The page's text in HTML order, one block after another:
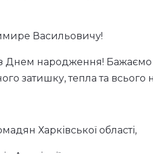
Васильовичу!
Днем народження! Бажаємо
затишку, тепла та всього
Харківської області,